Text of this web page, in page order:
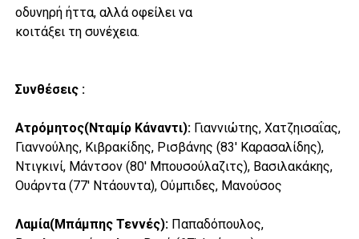
οδυνηρή ήττα, αλλά οφείλει να
κοιτάξει τη συνέχεια.
Συνθέσεις :
Ατρόμητος(Νταμίρ Κάναντι): Γιαννιώτης, Χατζηισαΐας,
Γιαννούλης, Κιβρακίδης, Ρισβάνης (83′ Καρασαλίδης),
Ντιγκινί, Μάντσον (80′ Μπουσούλαζιτς), Βασιλακάκης,
Ουάρντα (77′ Ντάουντα), Ούμπιδες, Μανούσος
Λαμία(Μπάμπης Τεννές): Παπαδόπουλος,